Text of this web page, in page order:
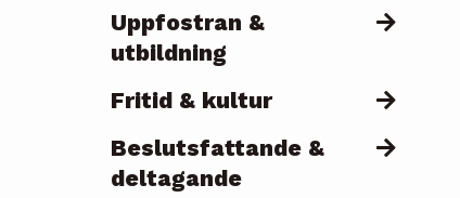
Uppfostran &
utbildning
Fritid & kultur
Beslutsfattande &
deltagande